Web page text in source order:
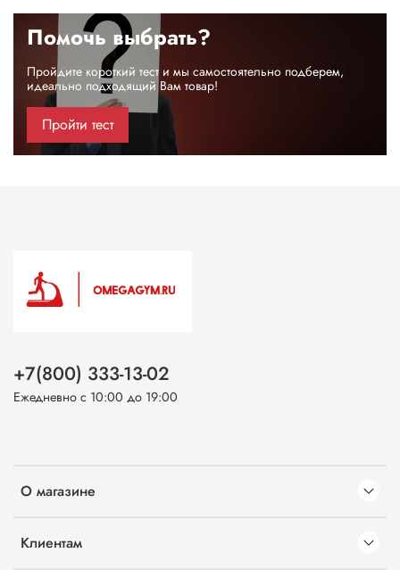
Помочь выбрать?
Пройдите короткий тест и мы самостоятельно подберем,
идеально подходящий Вам товар!
Пройти тест
О магазине
Клиентам
+7(800) 333-13-02
Ежедневно с 10:00 до 19:00